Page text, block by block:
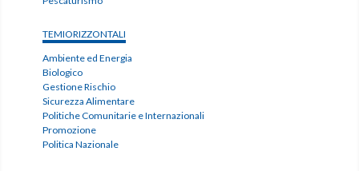
TEMIORIZZONTALI
Ambiente ed Energia
Biologico
Gestione Rischio
Sicurezza Alimentare
Politiche Comunitarie e Internazionali
Promozione
Politica Nazionale